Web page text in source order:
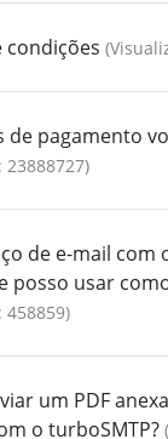
condições
de pagamento
23888727)
de e-mail com
posso usar
458859)
um PDF
o turboSMTP?